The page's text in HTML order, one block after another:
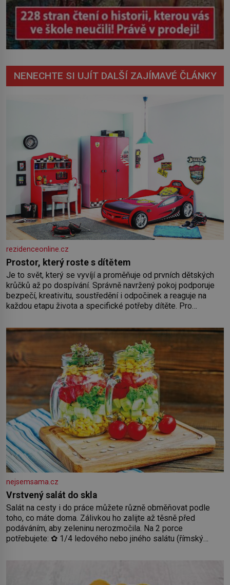
NENECHTE SI UJÍT DALŠÍ ZAJÍMAVÉ ČLÁNKY
rezidenceonline.cz
Prostor, který roste s dítětem
Je to svět, který se vyvíjí a proměňuje od prvních dětských
krůčků až po dospívání. Správně navržený pokoj podporuje
bezpečí, kreativitu, soustředění i odpočinek a reaguje na
každou etapu života a specifické potřeby dítěte. Pro
by pokoj miminka měl působit především klidně a útulně.
Předškolní věk je
nejsemsama.cz
Vrstvený salát do skla
Salát na cesty i do práce můžete různě obměňovat podle
toho, co máte doma. Zálivkou ho zalijte až těsně před
podáváním, aby zeleninu nerozmočila. Na 2 porce
potřebujete: ✿ 1/4 ledového nebo jiného salátu (římský
2 rajčata Zálivka: ✿ 4 lžíce olivového oleje ✿ 1 lžíci citronové